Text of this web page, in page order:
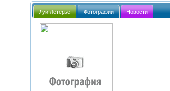
Луи Летерье Фотографии Новости